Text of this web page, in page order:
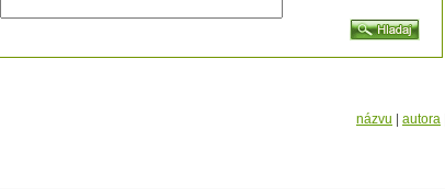
názvu
autora